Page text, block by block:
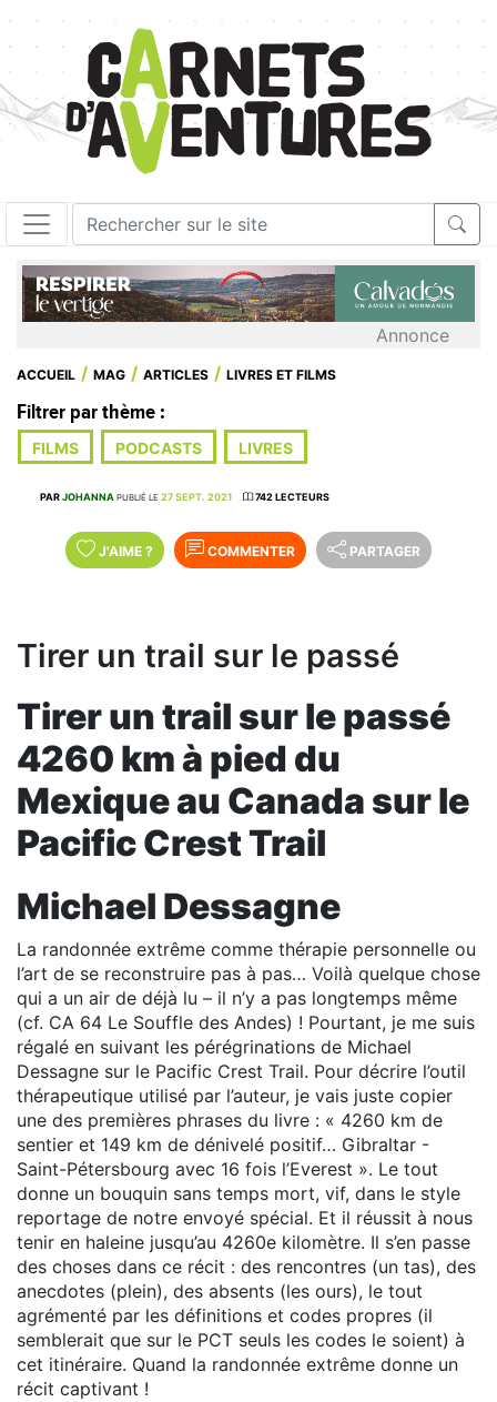
Annonce
ACCUEIL MAG ARTICLES LIVRES ET FILMS
Filtrer par thème :
FILMS PODCASTS LIVRES
PARJOHANNA PUBLIÉ LE 27 SEPT. 2021 742 LECTEURS
J'AIME ? COMMENTER PARTAGER
Tirer un trail sur le passé
Tirer un trail sur le passé
4260 km à pied du
Mexique au Canada sur le
Pacific Crest Trail
Michael Dessagne
La randonnée extrême comme thérapie personnelle ou
l’art de se reconstruire pas à pas… Voilà quelque chose
qui a un air de déjà lu – il n’y a pas longtemps même
(cf. CA 64 Le Souffle des Andes) ! Pourtant, je me suis
régalé en suivant les pérégrinations de Michael
Dessagne sur le Pacific Crest Trail. Pour décrire l’outil
thérapeutique utilisé par l’auteur, je vais juste copier
une des premières phrases du livre : « 4260 km de
sentier et 149 km de dénivelé positif… Gibraltar -
Saint-Pétersbourg avec 16 fois l’Everest ». Le tout
donne un bouquin sans temps mort, vif, dans le style
reportage de notre envoyé spécial. Et il réussit à nous
tenir en haleine jusqu’au 4260e kilomètre. Il s’en passe
des choses dans ce récit : des rencontres (un tas), des
anecdotes (plein), des absents (les ours), le tout
agrémenté par les définitions et codes propres (il
semblerait que sur le PCT seuls les codes le soient) à
cet itinéraire. Quand la randonnée extrême donne un
récit captivant !